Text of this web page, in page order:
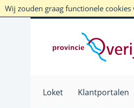
Wij zouden graag functionele
Loket Klantportalen